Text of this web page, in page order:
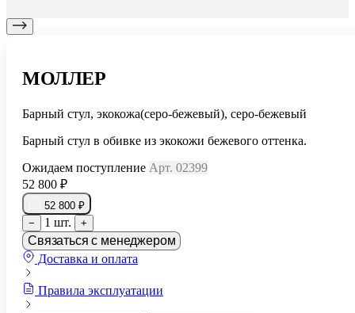
МОЛЛЕР
Барный стул, экокожа(серо-бежевый), серо-бежевый
Барный стул в обивке из экокожи бежевого оттенка.
Ожидаем поступление Арт. 02399
52 800 ₽
52 800 ₽
−
1 шт. +
Связаться с менеджером
Доставка и оплата
Правила эксплуатации